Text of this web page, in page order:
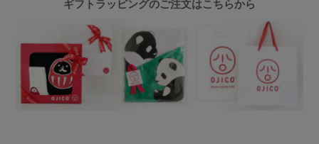
ギフトラッピングのご注文はこちらから